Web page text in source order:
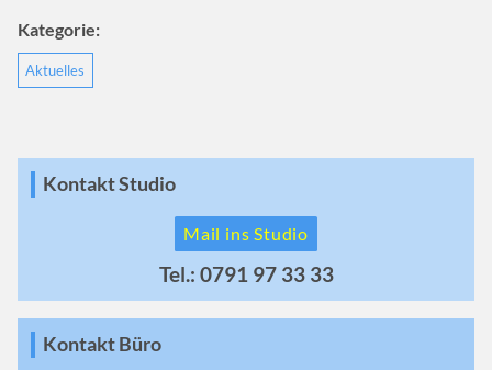
Kategorie:
Aktuelles
Kontakt Studio
Mail ins Studio
Tel.: 0791 97 33 33
Kontakt Büro